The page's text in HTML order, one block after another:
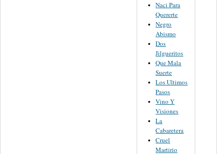
Naci Para
Quererte
Negro
Abismo
Dos
Jilgueritos
Que Mala
Suerte
Los Ultimos
Pasos
Vino Y
Visiones
La
Cabaretera
Cruel
Martirio